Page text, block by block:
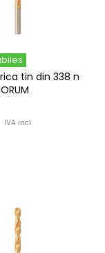
tin din 338 n
IVA incl.